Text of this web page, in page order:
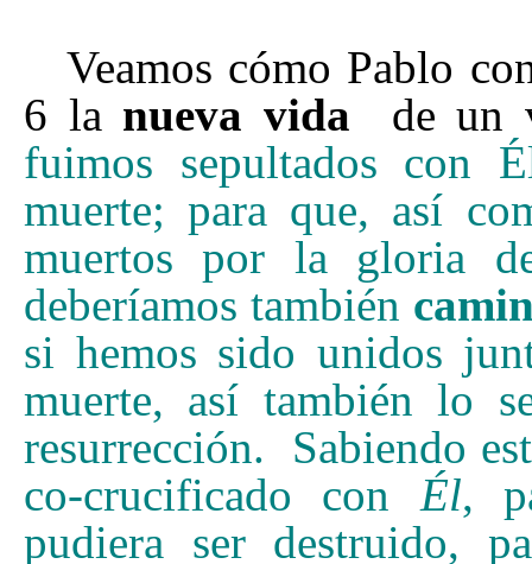
Veamos cómo Pablo
6 la nueva vida
de un
fuimos sepultados con
muerte; para que, así
muertos por la gloria
deberíamos también
si hemos sido unidos
muerte, así también lo
resurrección. Sabiendo
co-crucificado con Él,
pudiera ser destruido,